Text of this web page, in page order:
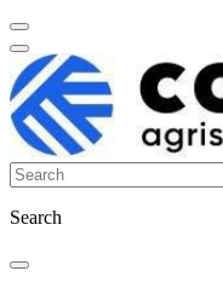
Search